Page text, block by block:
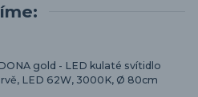
gold - LED kulaté svítidlo
LED 62W, 3000K, Ø 80cm